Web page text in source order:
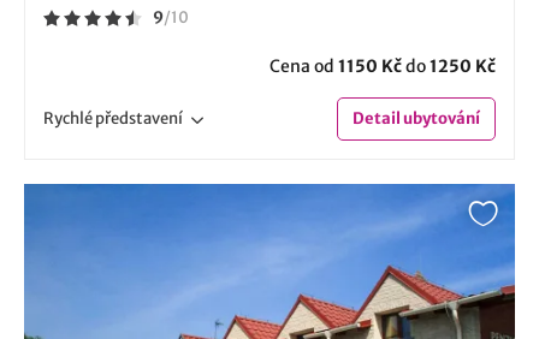
9/10
Cena od 1150 Kčdo1250 Kč
Rychlépředstavení Detailubytování